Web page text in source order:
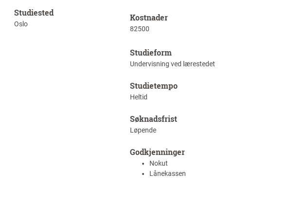
Studiested
Oslo
Kostnader
82500
Studieform
Undervisning ved lærestedet
Studietempo
Heltid
Søknadsfrist
Løpende
Godkjenninger
Nokut
Lånekassen